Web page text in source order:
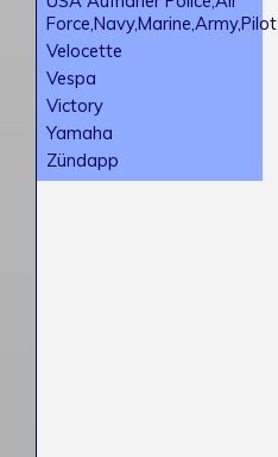
Force,Navy,Marine,Army,Pilot
Velocette
Vespa
Victory
Yamaha
Zündapp